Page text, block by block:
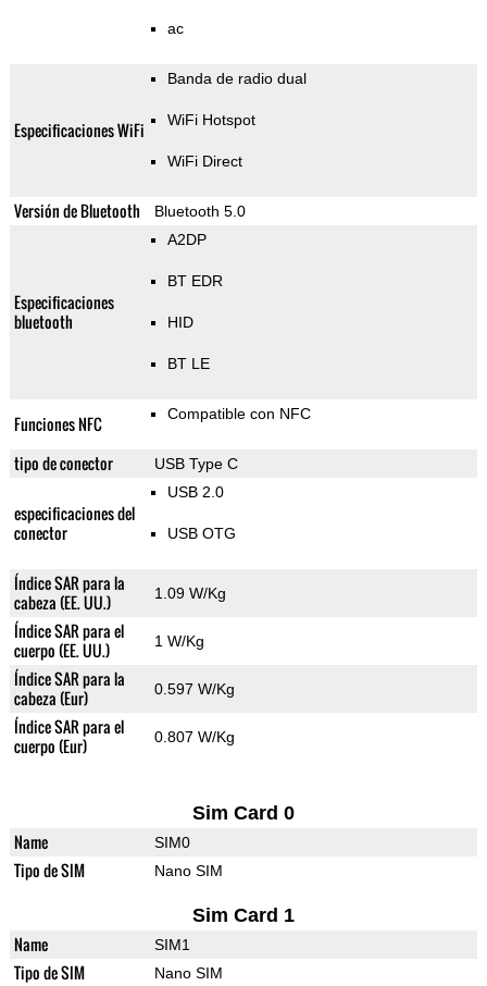
ac
Especificaciones WiFi
Banda de radio dual
WiFi Hotspot
WiFi Direct
Versión de Bluetooth Bluetooth 5.0
Especificaciones
bluetooth
A2DP
BT EDR
HID
BT LE
Funciones NFC Compatible con NFC
tipo de conector USB Type C
especificaciones del
conector
USB 2.0
USB OTG
Índice SAR para la
cabeza (EE. UU.)
1.09 W/Kg
Índice SAR para el
cuerpo (EE. UU.)
1 W/Kg
Índice SAR para la
cabeza (Eur)
0.597 W/Kg
Índice SAR para el
cuerpo (Eur)
0.807 W/Kg
Sim Card 0
Name SIM0
Tipo de SIM Nano SIM
Sim Card 1
Name SIM1
Tipo de SIM Nano SIM